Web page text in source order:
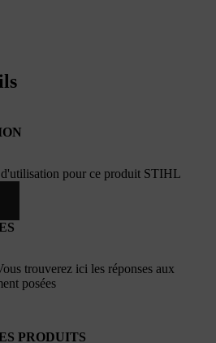
pour ce produit STIHL
trouverez ici les réponses aux
posées
PRODUITS